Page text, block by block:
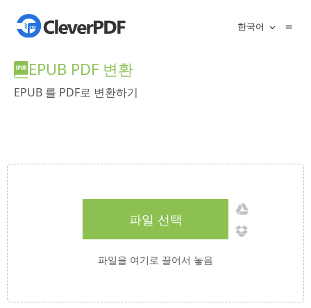
한국어
EPUB PDF 변환
EPUB 를 PDF로 변환하기
파일 선택
파일을 여기로 끌어서 놓음